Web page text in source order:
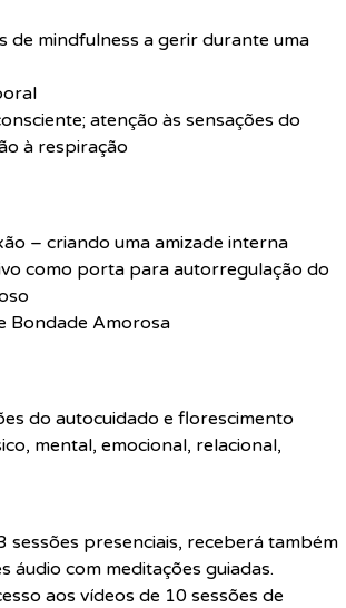
de mindfulness a gerir durante uma
atenção às sensações do
à respiração
– criando uma amizade interna
como porta para autorregulação do
Bondade Amorosa
do autocuidado e florescimento
mental, emocional, relacional,
sessões presenciais, receberá também
áudio com meditações guiadas.
aos vídeos de 10 sessões de